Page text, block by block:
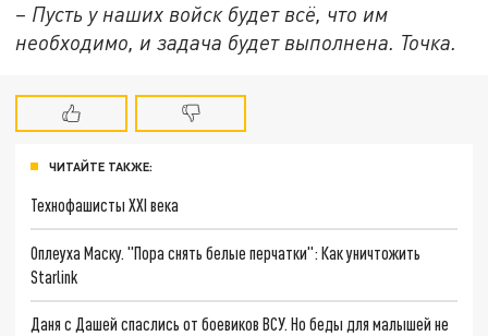
– Пусть у наших войск будет всё, что им
необходимо, и задача будет выполнена. Точка.
ЧИТАЙТЕ ТАКЖЕ:
Технофашисты XXI века
Оплеуха Маску. "Пора снять белые перчатки": Как уничтожить
Starlink
Даня с Дашей спаслись от боевиков ВСУ. Но беды для малышей не